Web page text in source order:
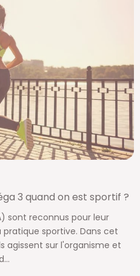
3 quand on est sportif ?
sont reconnus pour leur
sportive. Dans cet
agissent sur l'organisme et